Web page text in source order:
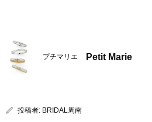
プチマリエ Petit Marie
投稿者: BRIDAL周南